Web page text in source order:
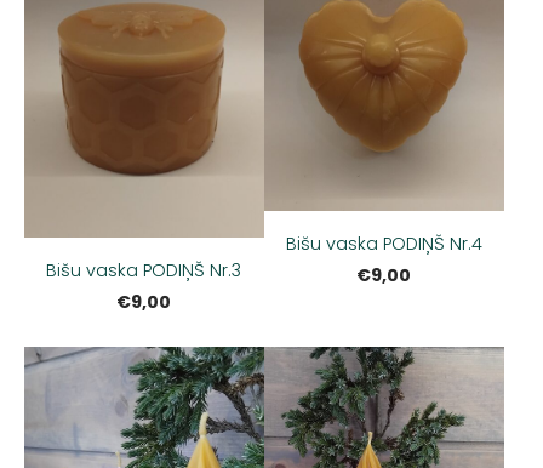
Bišu vaska PODIŅŠ Nr.3
€9,00
Bišu vaska PODIŅŠ Nr.4
€9,00